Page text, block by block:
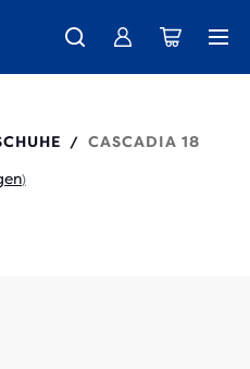
über € 100
da - Shop Damen Herren
Kollektion - Jetzt kaufen
/ CASCADIA 18
)